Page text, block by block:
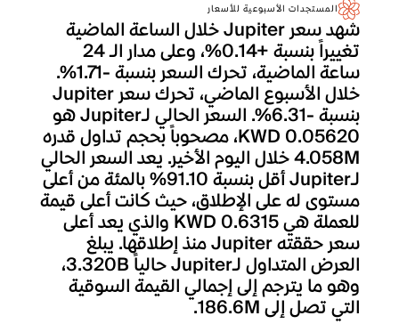
المستجدات الأسبوعية للأسعار
شهد سعر Jupiter خلال الساعة الماضية
تغييراً بنسبة +0.14%، وعلى مدار الـ 24
ساعة الماضية، تحرك السعر بنسبة -1.71%.
خلال الأسبوع الماضي، تحرك سعر Jupiter
بنسبة -6.31%. السعر الحالي لـJupiter هو
KWD 0.05620، مصحوباً بحجم تداول قدره
4.058M خلال اليوم الأخير. يعد السعر الحالي
لـJupiter أقل بنسبة 91.10% بالمئة من أعلى
مستوى له على الإطلاق، حيث كانت أعلى قيمة
للعملة هي KWD 0.6315 والذي يعد أعلى
سعر حققته Jupiter منذ إطلاقها. يبلغ
العرض المتداول لـJupiter حالياً 3.320B،
وهو ما يترجم إلى إجمالي القيمة السوقية
التي تصل إلى 186.6M.